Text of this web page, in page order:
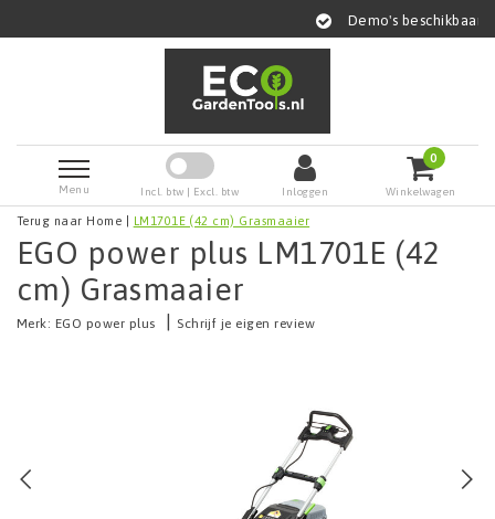
Demo's beschikbaar
Menu Incl. btw | Excl. btw Inloggen
0
Winkelwagen
Terug naar Home LM1701E (42 cm) Grasmaaier
EGO power plus LM1701E (42
cm) Grasmaaier
Merk: EGO power plus Schrijf je eigen review